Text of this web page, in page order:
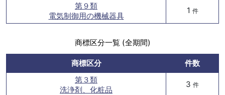
第９類
電気制御用の機械器具
1 件
商標区分一覧 (全期間)
商標区分
件数
第３類
洗浄剤、化粧品
3 件